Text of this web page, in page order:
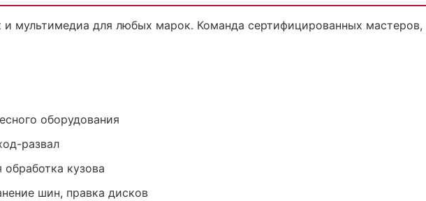
и мультимедиа для любых марок. Команда сертифицированных мастеров,
оборудования
развал
кузова
шин, правка дисков